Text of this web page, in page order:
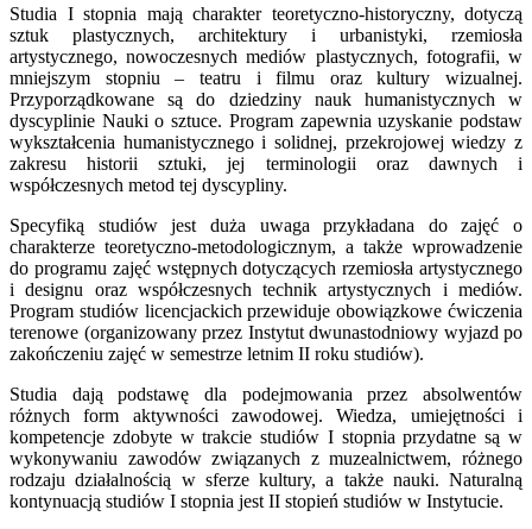
Studia I stopnia mają charakter teoretyczno-historyczny, dotyczą
sztuk plastycznych, architektury i urbanistyki, rzemiosła
artystycznego, nowoczesnych mediów plastycznych, fotografii, w
mniejszym stopniu – teatru i filmu oraz kultury wizualnej.
Przyporządkowane są do dziedziny nauk humanistycznych w
dyscyplinie Nauki o sztuce. Program zapewnia uzyskanie podstaw
wykształcenia humanistycznego i solidnej, przekrojowej wiedzy z
zakresu historii sztuki, jej terminologii oraz dawnych i
współczesnych metod tej dyscypliny.
Specyfiką studiów jest duża uwaga przykładana do zajęć o
charakterze teoretyczno-metodologicznym, a także wprowadzenie
do programu zajęć wstępnych dotyczących rzemiosła artystycznego
i designu oraz współczesnych technik artystycznych i mediów.
Program studiów licencjackich przewiduje obowiązkowe ćwiczenia
terenowe (organizowany przez Instytut dwunastodniowy wyjazd po
zakończeniu zajęć w semestrze letnim II roku studiów).
Studia dają podstawę dla podejmowania przez absolwentów
różnych form aktywności zawodowej. Wiedza, umiejętności i
kompetencje zdobyte w trakcie studiów I stopnia przydatne są w
wykonywaniu zawodów związanych z muzealnictwem, różnego
rodzaju działalnością w sferze kultury, a także nauki. Naturalną
kontynuacją studiów I stopnia jest II stopień studiów w Instytucie.